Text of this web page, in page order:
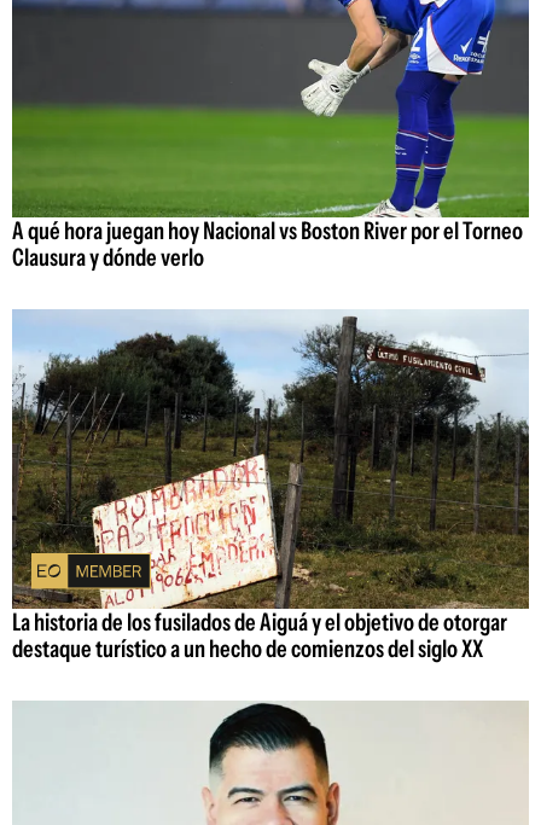
A qué hora juegan hoy Nacional vs Boston River por el Torneo
Clausura y dónde verlo
La historia de los fusilados de Aiguá y el objetivo de otorgar
destaque turístico a un hecho de comienzos del siglo XX